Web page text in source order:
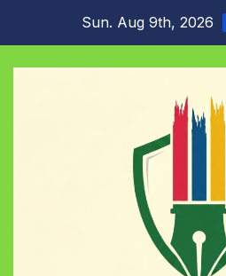
content
Sun. Aug 9th, 2026